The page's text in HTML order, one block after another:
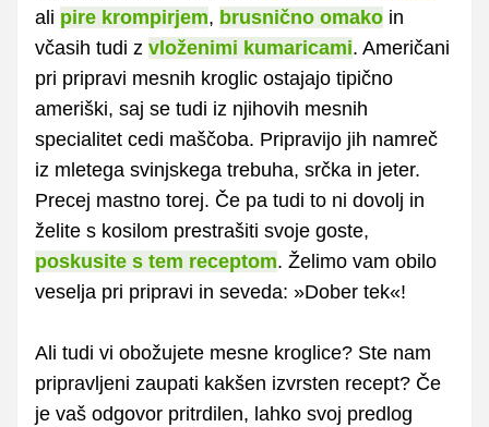
ali pire krompirjem, brusnično omako in
včasih tudi z vloženimi kumaricami. Američani
pri pripravi mesnih kroglic ostajajo tipično
ameriški, saj se tudi iz njihovih mesnih
specialitet cedi maščoba. Pripravijo jih namreč
iz mletega svinjskega trebuha, srčka in jeter.
Precej mastno torej. Če pa tudi to ni dovolj in
želite s kosilom prestrašiti svoje goste,
poskusite s tem receptom. Želimo vam obilo
veselja pri pripravi in seveda: »Dober tek«!
Ali tudi vi obožujete mesne kroglice? Ste nam
pripravljeni zaupati kakšen izvrsten recept? Če
je vaš odgovor pritrdilen, lahko svoj predlog